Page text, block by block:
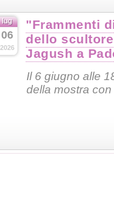
lug
06
2026
"Frammenti
dello
Jagush a
Il 6 giugno alle
della mostra